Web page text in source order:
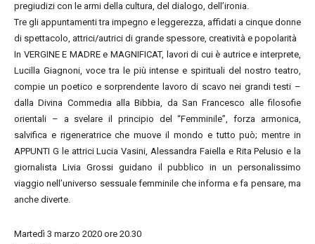
pregiudizi con le armi della cultura, del dialogo, dell’ironia.
Tre gli appuntamenti tra impegno e leggerezza, affidati a cinque donne
di spettacolo, attrici/autrici di grande spessore, creatività e popolarità
In VERGINE E MADRE e MAGNIFICAT, lavori di cui è autrice e interprete,
Lucilla Giagnoni, voce tra le più intense e spirituali del nostro teatro,
compie un poetico e sorprendente lavoro di scavo nei grandi testi –
dalla Divina Commedia alla Bibbia, da San Francesco alle filosofie
orientali – a svelare il principio del “Femminile”, forza armonica,
salvifica e rigeneratrice che muove il mondo e tutto può; mentre in
APPUNTI G le attrici Lucia Vasini, Alessandra Faiella e Rita Pelusio e la
giornalista Livia Grossi guidano il pubblico in un personalissimo
viaggio nell’universo sessuale femminile che informa e fa pensare, ma
anche diverte.
Martedì 3 marzo 2020 ore 20.30